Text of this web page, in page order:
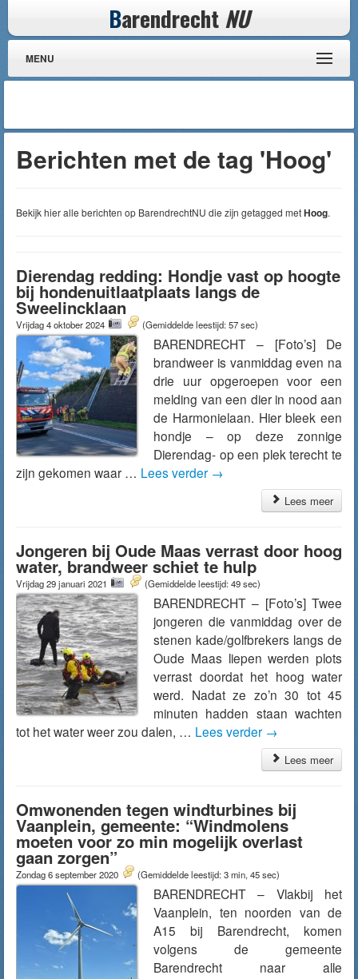
Barendrecht NU
MENU
Berichten met de tag 'Hoog'
Bekijk hier alle berichten op BarendrechtNU die zijn getagged metHoog.
Dierendag redding: Hondje vast op hoogte
bij hondenuitlaatplaats langs de
Sweelincklaan
Vrijdag 4 oktober 2024 (Gemiddelde leestijd: 57 sec)
BARENDRECHT – [Foto’s] De
brandweer is vanmiddag even na
drie uur opgeroepen voor een
melding van een dier in nood aan
de Harmonielaan. Hier bleek een
hondje – op deze zonnige
Dierendag- op een plek terecht te
zijn gekomen waar … Lees verder →
Lees meer
Jongeren bij Oude Maas verrast door hoog
water, brandweer schiet te hulp
Vrijdag 29 januari 2021 (Gemiddelde leestijd: 49 sec)
BARENDRECHT – [Foto’s] Twee
jongeren die vanmiddag over de
stenen kade/golfbrekers langs de
Oude Maas liepen werden plots
verrast doordat het hoog water
werd. Nadat ze zo’n 30 tot 45
minuten hadden staan wachten
tot het water weer zou dalen, … Lees verder →
Lees meer
Omwonenden tegen windturbines bij
Vaanplein, gemeente: “Windmolens
moeten voor zo min mogelijk overlast
gaan zorgen”
Zondag 6 september 2020 (Gemiddelde leestijd: 3 min, 45 sec)
BARENDRECHT – Vlakbij het
Vaanplein, ten noorden van de
A15 bij Barendrecht, komen
volgens de gemeente
Barendrecht naar alle